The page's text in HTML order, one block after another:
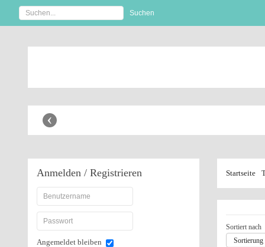
‹
Startseite
Sortiert nach
Sortierung
Anmelden / Registrieren
Angemeldet bleiben